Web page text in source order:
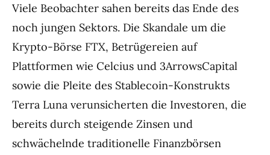
Viele Beobachter sahen bereits das Ende des
noch jungen Sektors. Die Skandale um die
Krypto-Börse FTX, Betrügereien auf
Plattformen wie Celcius und 3ArrowsCapital
sowie die Pleite des Stablecoin-Konstrukts
Terra Luna verunsicherten die Investoren, die
bereits durch steigende Zinsen und
schwächelnde traditionelle Finanzbörsen